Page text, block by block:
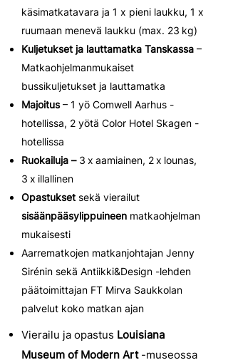
käsimatkatavara ja 1 x pieni laukku, 1 x
ruumaan menevä laukku (max. 23 kg)
Kuljetukset ja lauttamatka Tanskassa –
Matkaohjelmanmukaiset
bussikuljetukset ja lauttamatka
Majoitus– 1 yö Comwell Aarhus -
hotellissa, 2 yötä Color Hotel Skagen -
hotellissa
Ruokailuja –3 x aamiainen, 2 x lounas,
3 x illallinen
Opastukset sekä vierailut
sisäänpääsylippuineen matkaohjelman
mukaisesti
Aarrematkojen matkanjohtajan Jenny
Sirénin sekä Antiikki&Design -lehden
päätoimittajan FT Mirva Saukkolan
palvelut koko matkan ajan
Vierailu ja opastus Louisiana
Museum of Modern Art-museossa